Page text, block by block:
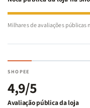
Milhares de avaliações públicas
SHOPEE
4,9/5
Avaliação pública da loja